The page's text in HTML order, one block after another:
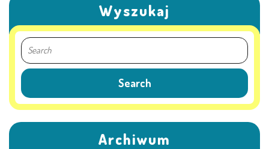
KONKURSY
Wyszukaj
Archiwum